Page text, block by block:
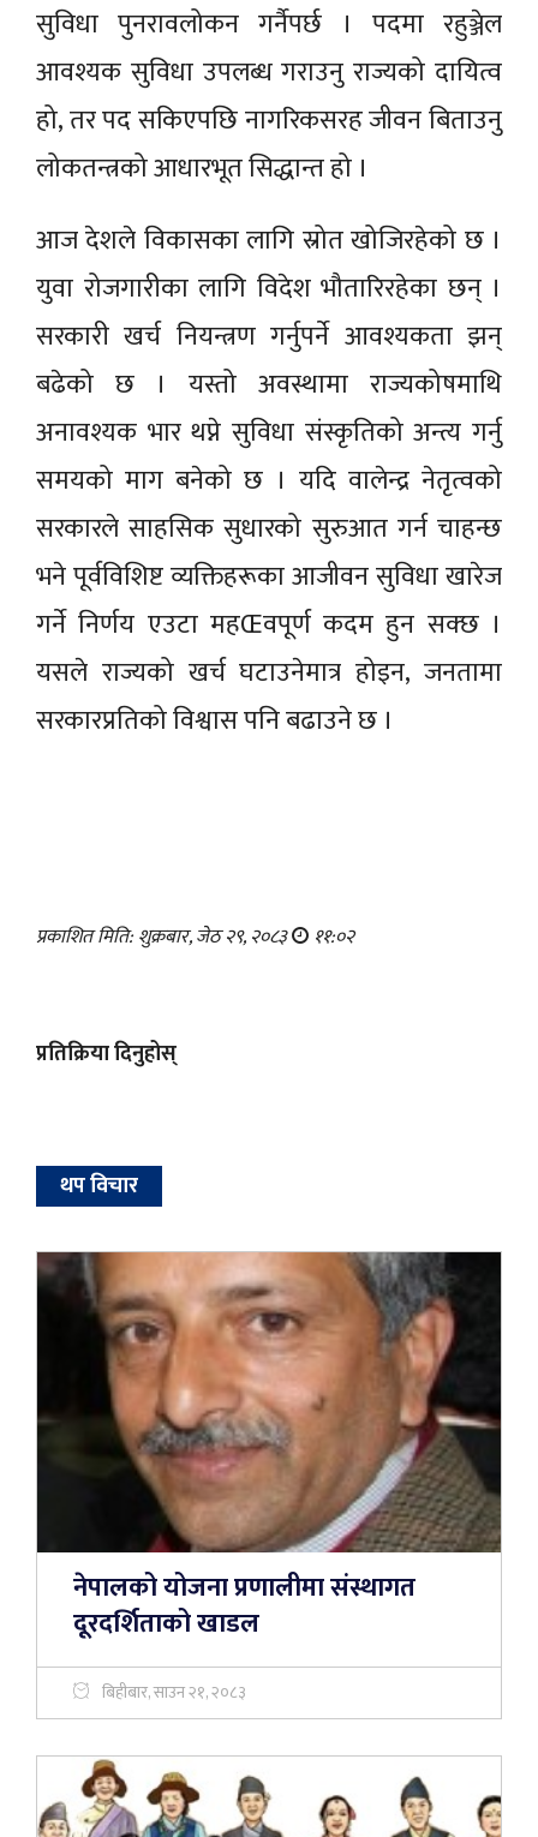
सुविधा पुनरावलोकन गर्नैपर्छ । पदमा रहुञ्जेल
आवश्यक सुविधा उपलब्ध गराउनु राज्यको दायित्व
हो, तर पद सकिएपछि नागरिकसरह जीवन बिताउनु
लोकतन्त्रको आधारभूत सिद्धान्त हो ।
आज देशले विकासका लागि स्रोत खोजिरहेको छ ।
युवा रोजगारीका लागि विदेश भौतारिरहेका छन् ।
सरकारी खर्च नियन्त्रण गर्नुपर्ने आवश्यकता झन्
बढेको छ । यस्तो अवस्थामा राज्यकोषमाथि
अनावश्यक भार थप्ने सुविधा संस्कृतिको अन्त्य गर्नु
समयको माग बनेको छ । यदि वालेन्द्र नेतृत्वको
सरकारले साहसिक सुधारको सुरुआत गर्न चाहन्छ
भने पूर्वविशिष्ट व्यक्तिहरूका आजीवन सुविधा खारेज
गर्ने निर्णय एउटा महŒवपूर्ण कदम हुन सक्छ ।
यसले राज्यको खर्च घटाउनेमात्र होइन, जनतामा
सरकारप्रतिको विश्वास पनि बढाउने छ ।
प्रकाशित मिति: शुक्रबार, जेठ २९, २०८३ ११:०२
प्रतिक्रिया दिनुहोस्
थप विचार
नेपालको योजना प्रणालीमा संस्थागत
दूरदर्शिताको खाडल
बिहीबार, साउन २१, २०८३